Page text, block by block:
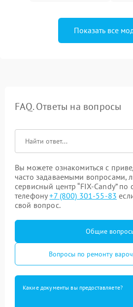
Показать все
FAQ. Ответы на вопросы
Вы можете ознакомиться с
часто задаваемыми вопросами,
сервисный центр “FIX-Candy”
телефону+7 (800) 301-55-83
свой вопрос.
Общие
Вопросы по ремонту
Какие документы вы предоставляете?